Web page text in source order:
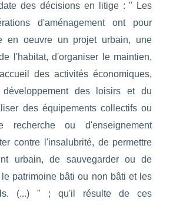
des décisions en litige : " Les
d'aménagement ont pour
en oeuvre un projet urbain, une
l'habitat, d'organiser le maintien,
des activités économiques,
des loisirs et du
des équipements collectifs ou
ou d'enseignement
contre l'insalubrité, de permettre
urbain, de sauvegarder ou de
patrimoine bâti ou non bâti et les
(...) " ; qu'il résulte de ces